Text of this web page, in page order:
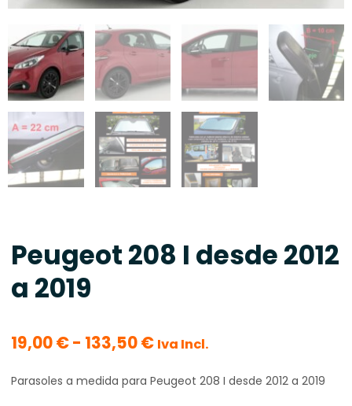
Peugeot 208 I desde 2012
a 2019
19,00€- 133,50€Rango
precios:
desde
Iva Incl.
Parasoles a medida para Peugeot 208 I desde 2012 a 2019